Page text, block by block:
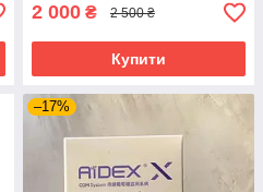
2 000 ₴ 2 500 ₴
Купити
–17%